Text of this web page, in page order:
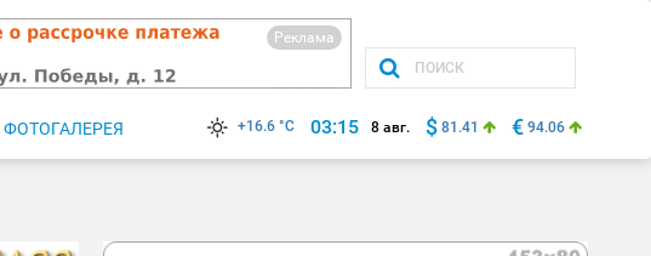
Реклама
ФОТОГАЛЕРЕЯ +16.6 °C 03:15 8 авг. $ 81.41 € 94.06